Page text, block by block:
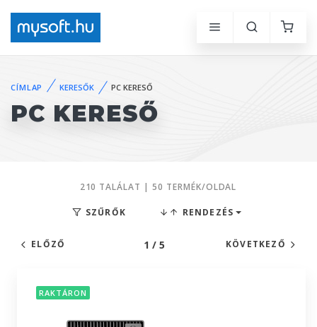
CÍMLAP KERESŐK PC KERESŐ
PC KERESŐ
210 TALÁLAT | 50 TERMÉK/OLDAL
SZŰRŐK RENDEZÉS
ELŐZŐ 1 / 5 KÖVETKEZŐ
RAKTÁRON